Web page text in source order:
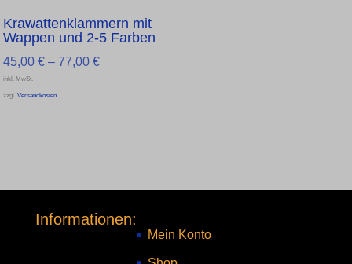
Krawattenklammern mit
Wappen und 2-5 Farben
45,00 € – 77,00 €
inkl. MwSt.
zzgl. Versandkosten
Informationen:
Mein Konto